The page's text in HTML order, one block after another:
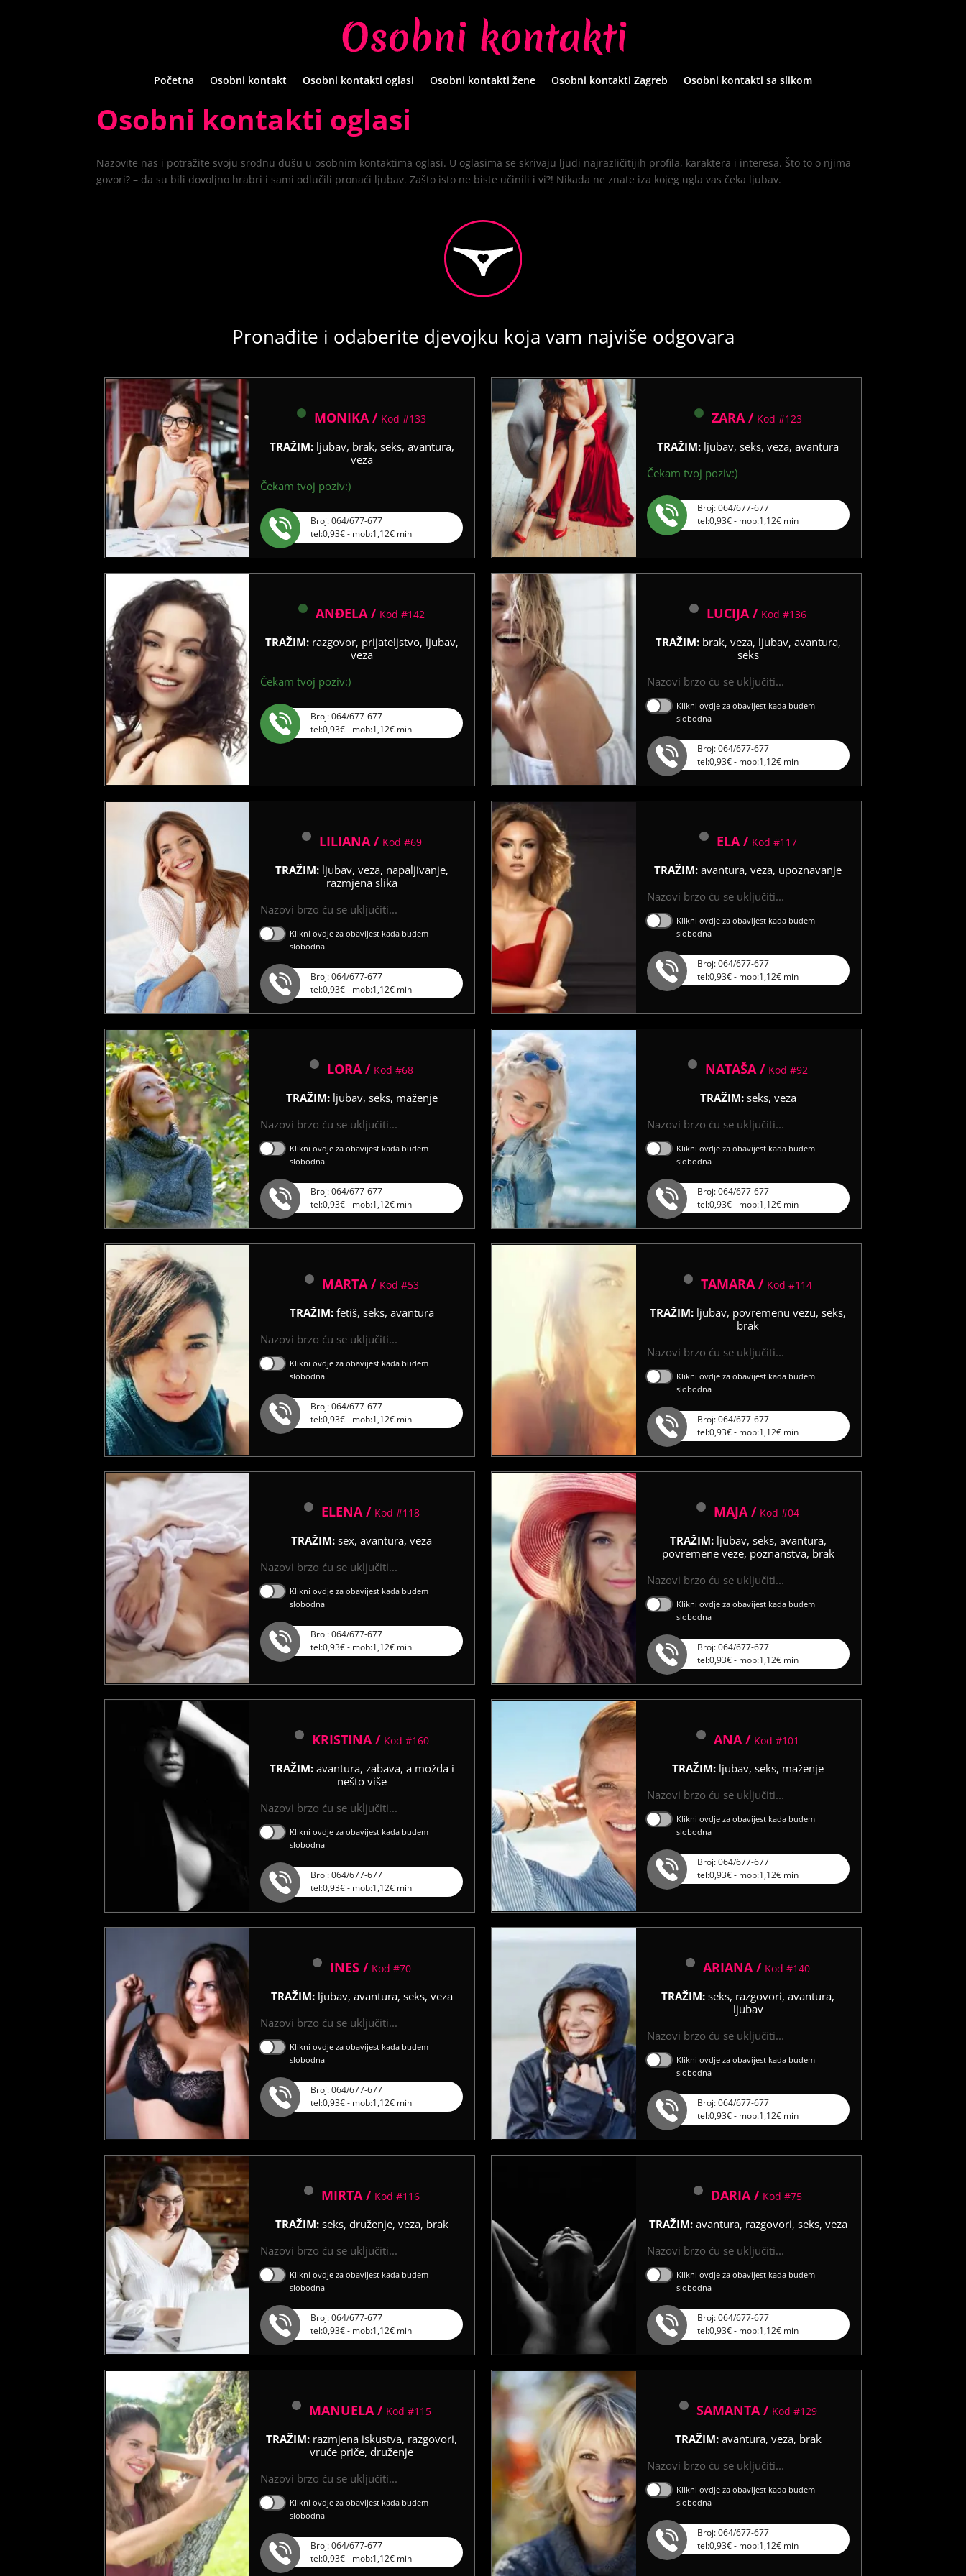
Početna Osobni kontakt Osobni kontakti oglasi Osobni kontakti žene Osobni kontakti Zagreb Osobni kontakti sa slikom
Osobni kontakti oglasi
Nazovite nas i potražite svoju srodnu dušu u osobnim kontaktima oglasi. U oglasima se skrivaju ljudi najrazličitijih profila, karaktera i interesa. Što to o njima
govori? – da su bili dovoljno hrabri i sami odlučili pronaći ljubav. Zašto isto ne biste učinili i vi?! Nikada ne znate iza kojeg ugla vas čeka ljubav.
Pronađite i odaberite djevojku koja vam najviše odgovara
MONIKA / Kod #133
TRAŽIM: ljubav, brak, seks, avantura,
veza
Čekam tvoj poziv:)
Broj: 064/677-677
tel:0,93€ - mob:1,12€ min
ZARA / Kod #123
TRAŽIM: ljubav, seks, veza, avantura
Čekam tvoj poziv:)
Broj: 064/677-677
tel:0,93€ - mob:1,12€ min
ANĐELA / Kod #142
TRAŽIM: razgovor, prijateljstvo, ljubav,
veza
Čekam tvoj poziv:)
Broj: 064/677-677
tel:0,93€ - mob:1,12€ min
LUCIJA / Kod #136
TRAŽIM: brak, veza, ljubav, avantura,
seks
Nazovi brzo ću se uključiti...
Klikni ovdje za obavijest kada budem
slobodna
Broj: 064/677-677
tel:0,93€ - mob:1,12€ min
LILIANA / Kod #69
TRAŽIM: ljubav, veza, napaljivanje,
razmjena slika
Nazovi brzo ću se uključiti...
Klikni ovdje za obavijest kada budem
slobodna
Broj: 064/677-677
tel:0,93€ - mob:1,12€ min
ELA / Kod #117
TRAŽIM:avantura, veza, upoznavanje
Nazovi brzo ću se uključiti...
Klikni ovdje za obavijest kada budem
slobodna
Broj: 064/677-677
tel:0,93€ - mob:1,12€ min
LORA / Kod #68
TRAŽIM: ljubav, seks, maženje
Nazovi brzo ću se uključiti...
Klikni ovdje za obavijest kada budem
slobodna
Broj: 064/677-677
tel:0,93€ - mob:1,12€ min
NATAŠA / Kod #92
TRAŽIM: seks, veza
Nazovi brzo ću se uključiti...
Klikni ovdje za obavijest kada budem
slobodna
Broj: 064/677-677
tel:0,93€ - mob:1,12€ min
MARTA / Kod #53
TRAŽIM: fetiš, seks, avantura
Nazovi brzo ću se uključiti...
Klikni ovdje za obavijest kada budem
slobodna
Broj: 064/677-677
tel:0,93€ - mob:1,12€ min
TAMARA / Kod #114
TRAŽIM: ljubav, povremenu vezu, seks,
brak
Nazovi brzo ću se uključiti...
Klikni ovdje za obavijest kada budem
slobodna
Broj: 064/677-677
tel:0,93€ - mob:1,12€ min
ELENA / Kod #118
TRAŽIM:sex, avantura, veza
Nazovi brzo ću se uključiti...
Klikni ovdje za obavijest kada budem
slobodna
Broj: 064/677-677
tel:0,93€ - mob:1,12€ min
MAJA / Kod #04
TRAŽIM: ljubav, seks, avantura,
povremene veze, poznanstva, brak
Nazovi brzo ću se uključiti...
Klikni ovdje za obavijest kada budem
slobodna
Broj: 064/677-677
tel:0,93€ - mob:1,12€ min
KRISTINA / Kod #160
TRAŽIM: avantura, zabava, a možda i
nešto više
Nazovi brzo ću se uključiti...
Klikni ovdje za obavijest kada budem
slobodna
Broj: 064/677-677
tel:0,93€ - mob:1,12€ min
ANA / Kod #101
TRAŽIM: ljubav, seks, maženje
Nazovi brzo ću se uključiti...
Klikni ovdje za obavijest kada budem
slobodna
Broj: 064/677-677
tel:0,93€ - mob:1,12€ min
INES / Kod #70
TRAŽIM: ljubav, avantura, seks, veza
Nazovi brzo ću se uključiti...
Klikni ovdje za obavijest kada budem
slobodna
Broj: 064/677-677
tel:0,93€ - mob:1,12€ min
ARIANA / Kod #140
TRAŽIM:seks, razgovori, avantura,
ljubav
Nazovi brzo ću se uključiti...
Klikni ovdje za obavijest kada budem
slobodna
Broj: 064/677-677
tel:0,93€ - mob:1,12€ min
MIRTA / Kod #116
TRAŽIM: seks, druženje, veza, brak
Nazovi brzo ću se uključiti...
Klikni ovdje za obavijest kada budem
slobodna
Broj: 064/677-677
tel:0,93€ - mob:1,12€ min
DARIA / Kod #75
TRAŽIM: avantura, razgovori, seks, veza
Nazovi brzo ću se uključiti...
Klikni ovdje za obavijest kada budem
slobodna
Broj: 064/677-677
tel:0,93€ - mob:1,12€ min
MANUELA / Kod #115
TRAŽIM: razmjena iskustva, razgovori,
vruće priče, druženje
Nazovi brzo ću se uključiti...
Klikni ovdje za obavijest kada budem
slobodna
Broj: 064/677-677
tel:0,93€ - mob:1,12€ min
SAMANTA / Kod #129
TRAŽIM: avantura, veza, brak
Nazovi brzo ću se uključiti...
Klikni ovdje za obavijest kada budem
slobodna
Broj: 064/677-677
tel:0,93€ - mob:1,12€ min